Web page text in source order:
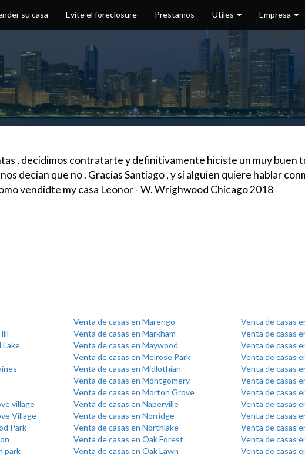
su casa Evite el foreclosure Prestamos Utiles Empresa
, decidimos contratarte y definitivamente hiciste un muy buen
decian que no . Gracias Santiago , y si alguien quiere hablar
vendidte my casa Leonor - W. Wrighwood Chicago 2018
Lake
village
Village
Park
park
Venta de casas en Marengo
Venta de casas en Markham
Venta de casas en Maywood
Venta de casas en Melrose Park
Venta de casas en Midlothian
Venta de casas en Montgomery
Venta de casas en Morton Grove
Venta de casas en Naperville
Venta de casas en Norridge
Venta de casas en Northlake
Venta de casas en Oak Forest
Venta de casas en Oak Lawn
Venta de casas
Venta de casas
Venta de casas
Venta de casas
Venta de casas
Venta de casas
Venta de casas
Venta de casas
Venta de casas
Venta de casas
Venta de casas
Venta de casas